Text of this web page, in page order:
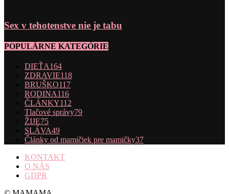
Sex v tehotenstve nie je tabu
POPULÁRNE KATEGÓRIE
DIEŤA164
ZDRAVIE118
BRUŠKO117
RODINA116
ČLÁNKY112
Tlačové správy79
ŽIJE75
SLÁVA49
Články od mamičiek pre mamičky37
KONTAKT
O NÁS
GDPR